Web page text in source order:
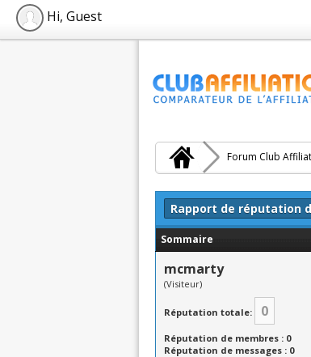
Hi, Guest
Forum Club
Rapport de réputation
Sommaire
mcmarty
(Visiteur)
Réputation totale: 0
Réputation de membres : 0
Réputation de messages : 0